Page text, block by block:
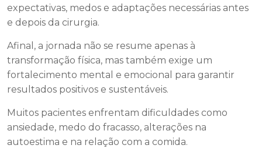
expectativas, medos e adaptações necessárias antes
e depois da cirurgia.
Afinal, a jornada não se resume apenas à
transformação física, mas também exige um
fortalecimento mental e emocional para garantir
resultados positivos e sustentáveis.
Muitos pacientes enfrentam dificuldades como
ansiedade, medo do fracasso, alterações na
autoestima e na relação com a comida.